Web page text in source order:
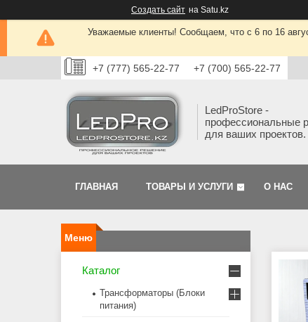
Создать сайт на Satu.kz
Уважаемые клиенты! Сообщаем, что с 6 по 16
+7 (777) 565-22-77 +7 (700) 565-22-77
LedProStore -
профессиональные
для ваших проектов.
ГЛАВНАЯ ТОВАРЫ И УСЛУГИ О НАС
Каталог
Трансформаторы (Блоки
питания)